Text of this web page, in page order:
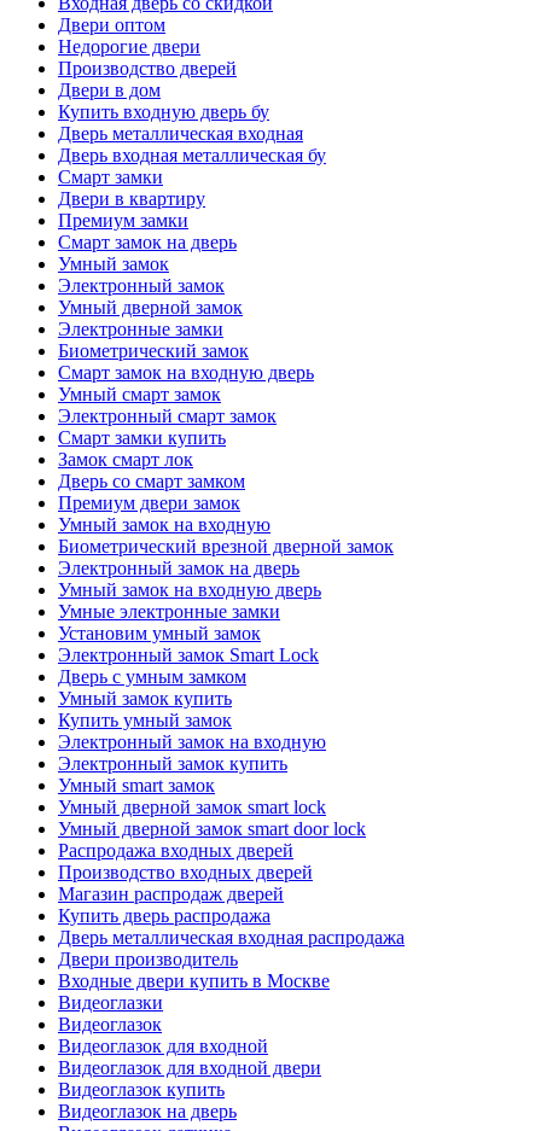
Двери оптом
Недорогие двери
Производство дверей
Двери в дом
Купить входную дверь бу
Дверь металлическая входная
Дверь входная металлическая бу
Смарт замки
Двери в квартиру
Премиум замки
Смарт замок на дверь
Умный замок
Электронный замок
Умный дверной замок
Электронные замки
Биометрический замок
Смарт замок на входную дверь
Умный смарт замок
Электронный смарт замок
Смарт замки купить
Замок смарт лок
Дверь со смарт замком
Премиум двери замок
Умный замок на входную
Биометрический врезной дверной замок
Электронный замок на дверь
Умный замок на входную дверь
Умные электронные замки
Установим умный замок
Электронный замок Smart Lock
Дверь с умным замком
Умный замок купить
Купить умный замок
Электронный замок на входную
Электронный замок купить
Умный smart замок
Умный дверной замок smart lock
Умный дверной замок smart door lock
Распродажа входных дверей
Производство входных дверей
Магазин распродаж дверей
Купить дверь распродажа
Дверь металлическая входная распродажа
Двери производитель
Входные двери купить в Москве
Видеоглазки
Видеоглазок
Видеоглазок для входной
Видеоглазок для входной двери
Видеоглазок купить
Видеоглазок на дверь